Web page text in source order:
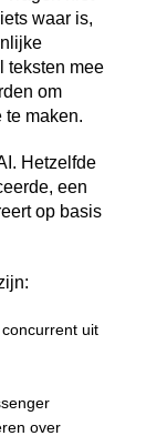
waar is,
teksten mee
om
te maken.
Hetzelfde
een
op basis
concurrent uit
over